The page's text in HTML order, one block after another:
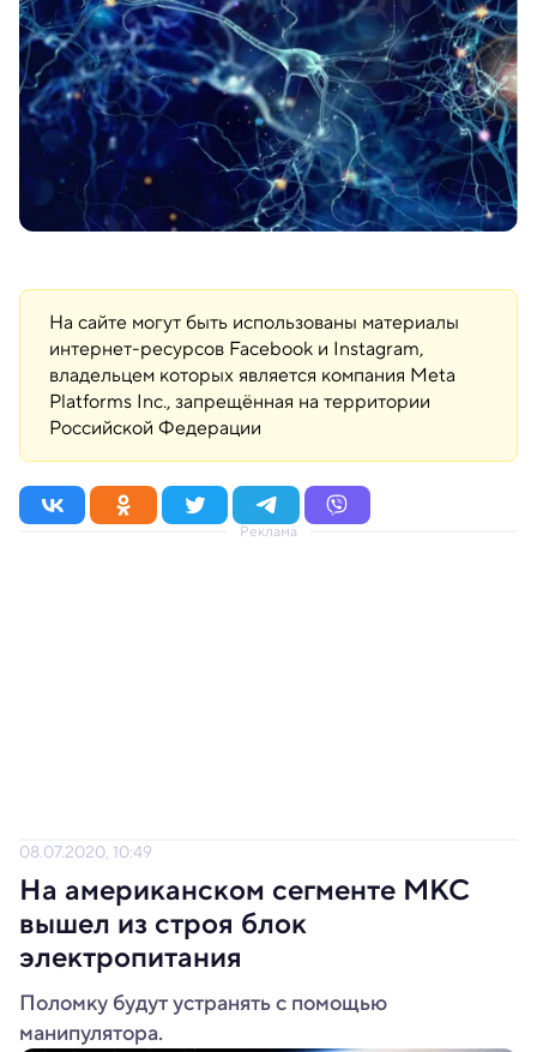
На сайте могут быть использованы материалы
интернет-ресурсов Facebook и Instagram,
владельцем которых является компания Meta
Platforms Inc., запрещённая на территории
Российской Федерации
Реклама
08.07.2020, 10:49
На американском сегменте МКС
вышел из строя блок
электропитания
Поломку будут устранять с помощью
манипулятора.